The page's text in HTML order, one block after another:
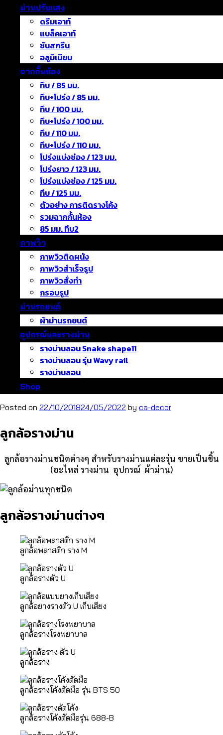
ม่านปรับแสง
ดรีมเอาท์
แบล็คเอาท์
ซันสกรีน
อลูมิเนียม
ฉากกั้นห้อง
ทึบ / 85 มม.
ทึบ+โปร่ง / 85 มม.
ทึบ / 100 มม.
ทึบ+โปร่ง / 100 มม.
ทึบ / 110 มม.
ทึบ+โปร่ง / 110 มม.
โปร่งแบ่งช่อง / 123 มม.
โปร่งยาว / 123 มม.
โปร่งแบ่งช่อง / 125 มม.
ทึบ / 125 มม.
ตัวอย่าง การติดรางโค้ง
รวมฉากกั้นห้อง
85 มม. ทึบ2
ภาพวิว
ภาพวิวติดผนัง
ภาพวิวสำเร็จรูป
ภาพวิวสั่งทำ
กรอบรูป
ม่านรถยนต์
ผ้าม่านรถยนต์
อุปกรณ์และรางม่าน
รางม่านลอน Snake shape11
รางม่านลอน รุ่น Wavy rail
รางม่านลอน
Shop
Posted on 22/10/201824/05/2022 by ca-decor
ลูกล้อรางม่าน
ลูกล้อรางม่านชนิดต่างๆ สำหรับรางม่านแต่ละรุ่น ขายเป็นชิ้น
(อะไหล่ รางม่าน อุปกรณ์ ผ้าม่าน)
ลูกล้อรางม่านต่างๆ
ลูกล้อพลาสติก ราง M
ลูกล้อรางตัว U
ลูกล้อยางรางตัว U เก็บเสียง
ลูกล้อรางโรงพยาบาล
ลูกล้อราง
ลูกล้อรางโค้งดัดมือ รุ่น BTS 50
ลูกล้อรางโค้งดัดมือรุ่น 688-B